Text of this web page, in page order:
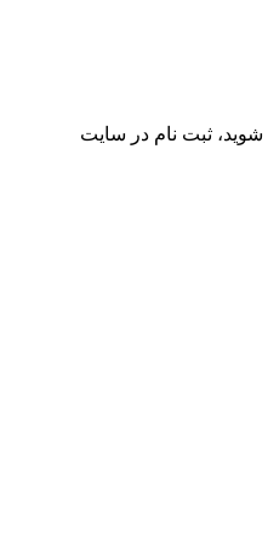
شوید، ثبت نام در سایت